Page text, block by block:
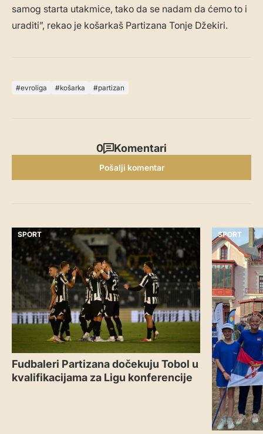
samog starta utakmice, tako da se nadam da ćemo to i
uraditi”, rekao je košarkaš Partizana Tonje Džekiri.
evroliga košarka partizan
0 Komentari
Pošalji komentar
SPORT
Fudbaleri Partizana dočekuju Tobol u
kvalifikacijama za Ligu konferencije
SPORT